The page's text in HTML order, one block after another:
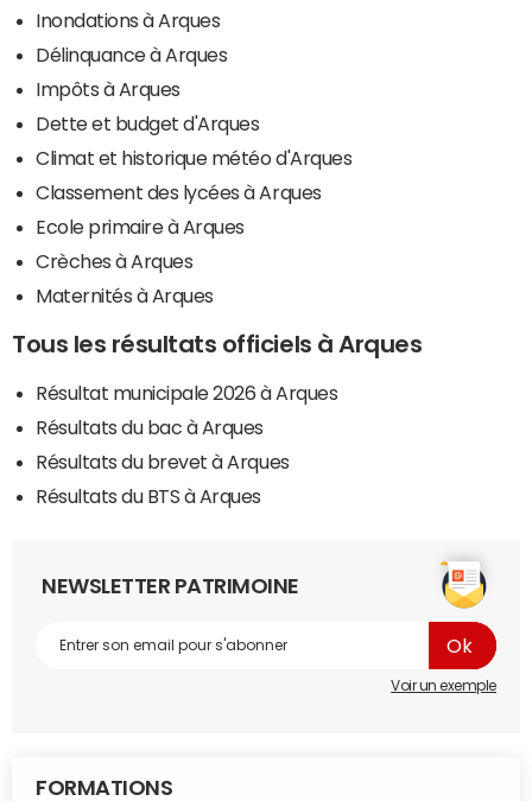
Inondations à Arques
Délinquance à Arques
Impôts à Arques
Dette et budget d'Arques
Climat et historique météo d'Arques
Classement des lycées à Arques
Ecole primaire à Arques
Crèches à Arques
Maternités à Arques
Tous les résultats officiels à Arques
Résultat municipale 2026 à Arques
Résultats du bac à Arques
Résultats du brevet à Arques
Résultats du BTS à Arques
NEWSLETTER PATRIMOINE
Voir un exemple
FORMATIONS